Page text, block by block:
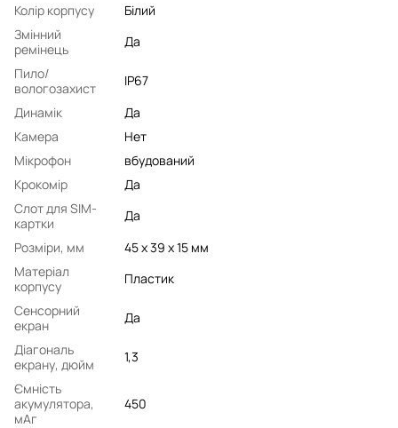
Колір корпусу
Білий
Змінний
ремінець
Да
Пило/
вологозахист
IP67
Динамік
Да
Камера
Нет
Мікрофон
вбудований
Крокомір
Да
Слот для SIM-
картки
Да
Розміри, мм
45 х 39 х 15 мм
Матеріал
корпусу
Пластик
Сенсорний
екран
Да
Діагональ
екрану, дюйм
1,3
Ємність
акумулятора,
мАг
450